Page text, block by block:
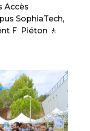
Accès
SophiaTech,
F Piéton 🚶